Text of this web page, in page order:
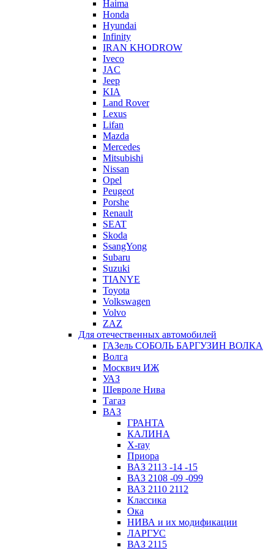
Haima
Honda
Hyundai
Infinity
IRAN KHODROW
Iveco
JAC
Jeep
KIA
Land Rover
Lexus
Lifan
Mazda
Mercedes
Mitsubishi
Nissan
Opel
Peugeot
Porshe
Renault
SEAT
Skoda
SsangYong
Subaru
Suzuki
TIANYE
Toyota
Volkswagen
Volvo
ZAZ
Для отечественных автомобилей
ГАЗель СОБОЛЬ БАРГУЗИН ВОЛКА
Волга
Москвич ИЖ
УАЗ
Шевроле Нива
Тагаз
ВАЗ
ГРАНТА
КАЛИНА
X-ray
Приора
ВАЗ 2113 -14 -15
ВАЗ 2108 -09 -099
ВАЗ 2110 2112
Классика
Ока
НИВА и их модификации
ЛАРГУС
ВАЗ 2115